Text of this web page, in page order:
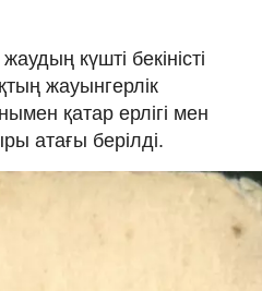
күшті бекіністі
жауынгерлік
қатар ерлігі мен
атағы берілді.